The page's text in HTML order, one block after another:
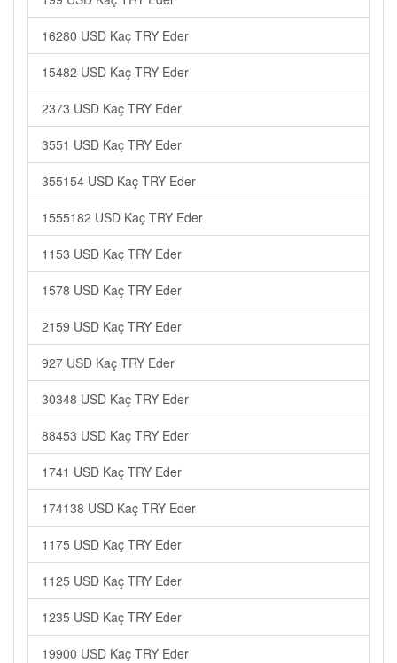
16280 USD Kaç TRY Eder
15482 USD Kaç TRY Eder
2373 USD Kaç TRY Eder
3551 USD Kaç TRY Eder
355154 USD Kaç TRY Eder
1555182 USD Kaç TRY Eder
1153 USD Kaç TRY Eder
1578 USD Kaç TRY Eder
2159 USD Kaç TRY Eder
927 USD Kaç TRY Eder
30348 USD Kaç TRY Eder
88453 USD Kaç TRY Eder
1741 USD Kaç TRY Eder
174138 USD Kaç TRY Eder
1175 USD Kaç TRY Eder
1125 USD Kaç TRY Eder
1235 USD Kaç TRY Eder
19900 USD Kaç TRY Eder